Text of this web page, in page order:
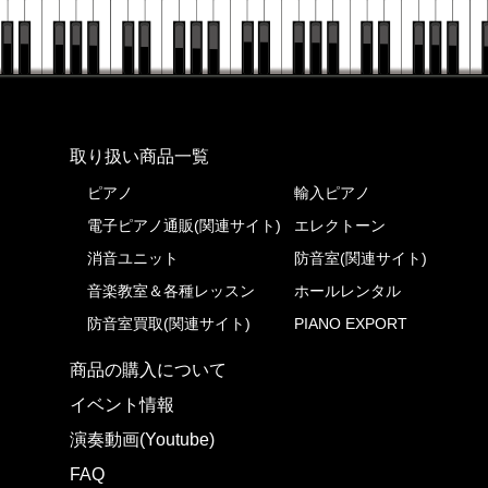
会社ピアノプラザ
取り扱い商品一覧
ピアノ
輸入ピアノ
電子ピアノ通販(関連サイト)
エレクトーン
消音ユニット
防音室(関連サイト)
音楽教室＆各種レッスン
ホールレンタル
防音室買取(関連サイト)
PIANO EXPORT
商品の購入について
イベント情報
演奏動画(Youtube)
FAQ